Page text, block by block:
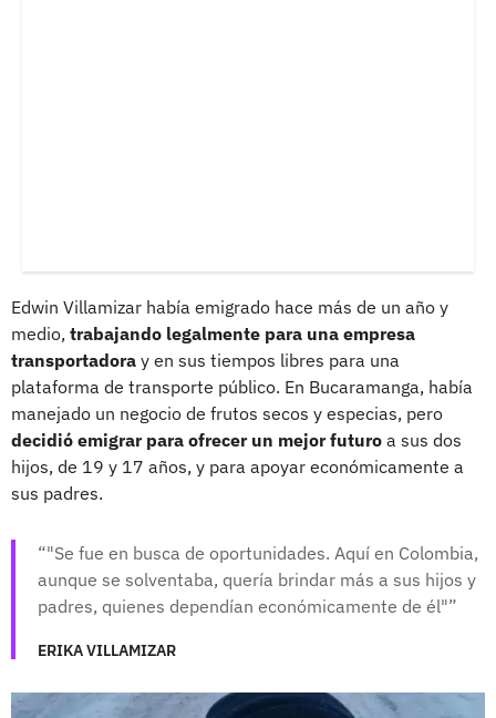
Edwin Villamizar había emigrado hace más de un año y
medio, trabajando legalmente para una empresa
transportadora y en sus tiempos libres para una
plataforma de transporte público. En Bucaramanga, había
manejado un negocio de frutos secos y especias, pero
decidió emigrar para ofrecer un mejor futuro a sus dos
hijos, de 19 y 17 años, y para apoyar económicamente a
sus padres.
"Se fue en busca de oportunidades. Aquí en Colombia,
aunque se solventaba, quería brindar más a sus hijos y
padres, quienes dependían económicamente de él"
ERIKA VILLAMIZAR